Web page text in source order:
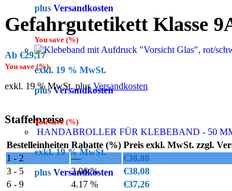
plus Versandkosten
You save (%)
exkl. 19 % MwSt.
plusVersandkosten
You save (%)
HANDABROLLER FÜR KLEBEBAND - 50
exkl. 19 % MwSt.
plus Versandkosten
Gefahrgutetikett Klasse
€29,17
You save (%)
exkl. 19 % MwSt. plus Versandkosten
Staffelpreise
Bestelleinheiten Rabatte (%) Preis exkl. MwSt. zzgl.
1 - 2
— €38,88
3 - 5
2.06 % €38,08
6 - 9
4.17 % €37,26